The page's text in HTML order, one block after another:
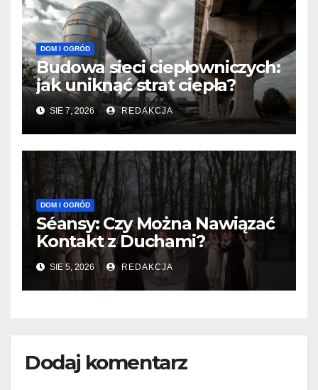
DOM I OGRÓD
Budowa sieci ciepłowniczych:
jak uniknąć strat ciepła?
SIE 7, 2026 REDAKCJA
DOM I OGRÓD
Séansy: Czy Można Nawiązać
Kontakt z Duchami?
SIE 5, 2026 REDAKCJA
Dodaj komentarz